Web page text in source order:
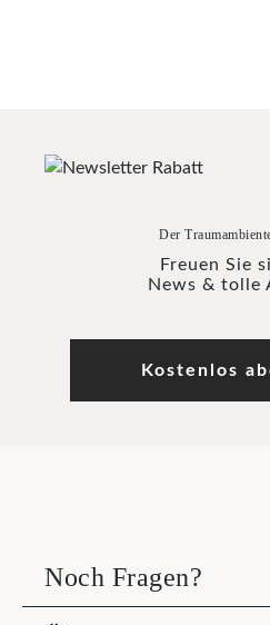
Der
Freuen Sie
News & tolle
Kostenlos
Noch Fragen?